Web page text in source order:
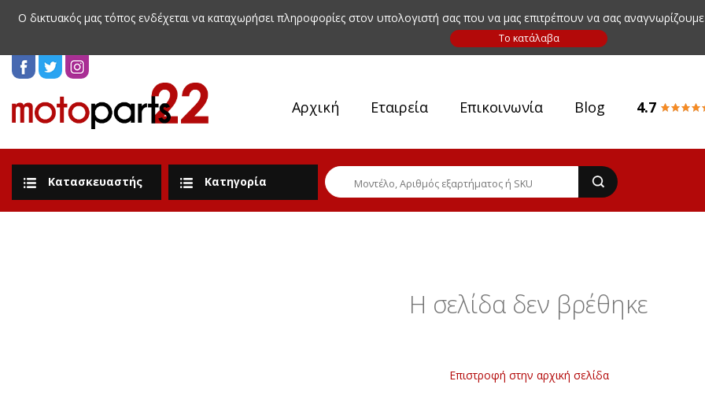
Ο δικτυακός μας τόπος ενδέχεται να καταχωρήσει πληροφορίες στον υπολογιστή σας που να μας επιτρέπουν να σας
Αρχική Εταιρεία Επικοινωνία Blog 4.7
Κατασκευαστής Κατηγορία
Η σελίδα δεν βρέθηκε
Επιστροφή στην αρχική σελίδα